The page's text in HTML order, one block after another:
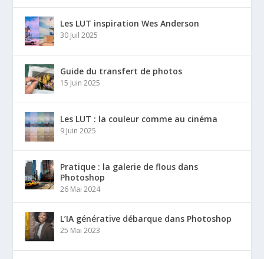
Les LUT inspiration Wes Anderson
30 Juil 2025
Guide du transfert de photos
15 Juin 2025
Les LUT : la couleur comme au cinéma
9 Juin 2025
Pratique : la galerie de flous dans
Photoshop
26 Mai 2024
L’IA générative débarque dans Photoshop
25 Mai 2023